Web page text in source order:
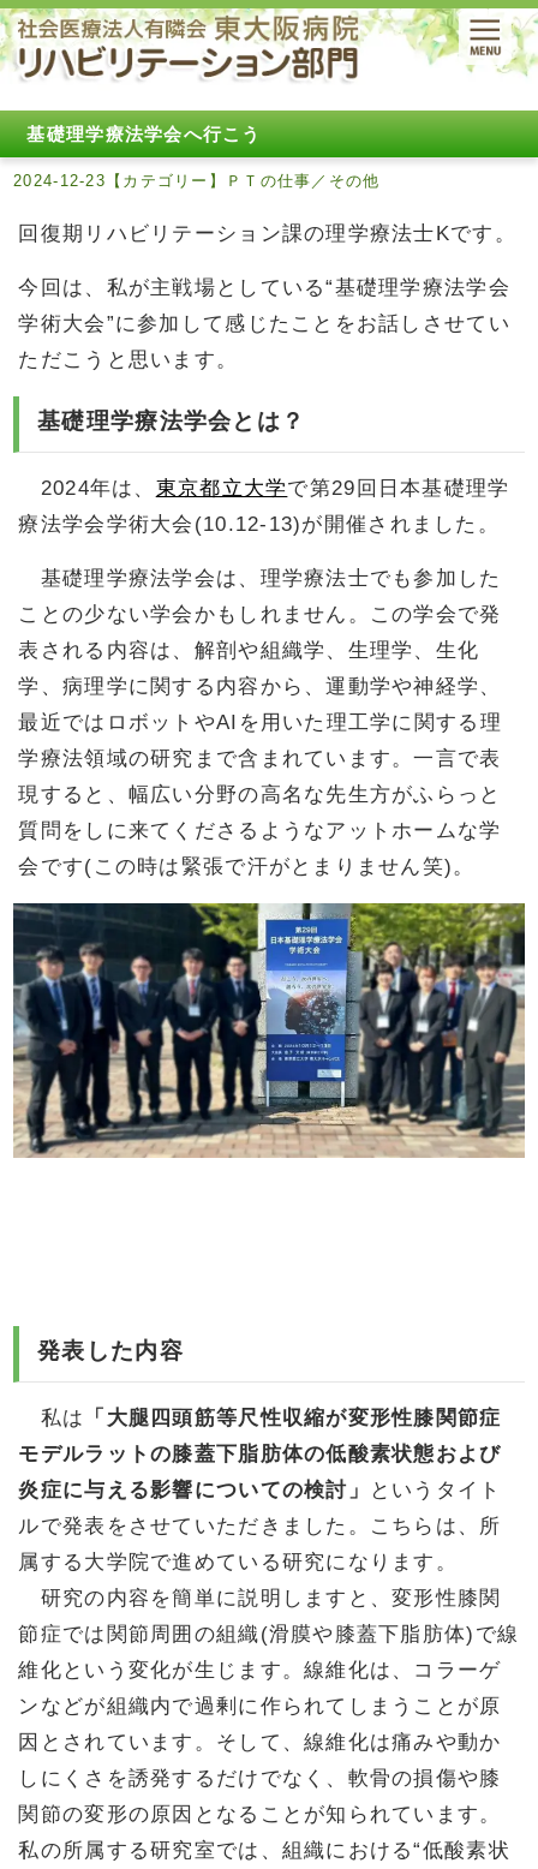
基礎理学療法学会へ行こう
2024-12-23【カテゴリー】ＰＴの仕事／その他
回復期リハビリテーション課の理学療法士Kです。
今回は、私が主戦場としている“基礎理学療法学会
学術大会”に参加して感じたことをお話しさせてい
ただこうと思います。
基礎理学療法学会とは？
2024年は、 東京都立大学で第29回日本基礎理学
療法学会学術大会(10.12-13)が開催されました。
基礎理学療法学会は、理学療法士でも参加した
ことの少ない学会かもしれません。この学会で発
表される内容は、解剖や組織学、生理学、生化
学、病理学に関する内容から、運動学や神経学、
最近ではロボットやAIを用いた理工学に関する理
学療法領域の研究まで含まれています。一言で表
現すると、幅広い分野の高名な先生方がふらっと
質問をしに来てくださるようなアットホームな学
会です(この時は緊張で汗がとまりません笑)。
発表した内容
私は
「大腿四頭筋等尺性収縮が変形性膝関節症
モデルラットの膝蓋下脂肪体の低酸素状態および
炎症に与える影響についての検討」
というタイト
ルで発表をさせていただきました。こちらは、所
属する大学院で進めている研究になります。
研究の内容を簡単に説明しますと、変形性膝関
節症では関節周囲の組織(滑膜や膝蓋下脂肪体)で線
維化という変化が生じます。線維化は、コラーゲ
ンなどが組織内で過剰に作られてしまうことが原
因とされています。そして、線維化は痛みや動か
しにくさを誘発するだけでなく、軟骨の損傷や膝
関節の変形の原因となることが知られています。
私の所属する研究室では、組織における“低酸素状